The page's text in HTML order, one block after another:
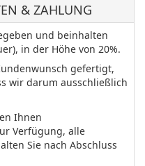
& ZAHLUNG
und beinhalten
in der Höhe von 20%.
gefertigt,
wir darum ausschließlich
Ihnen
Verfügung, alle
Sie nach Abschluss